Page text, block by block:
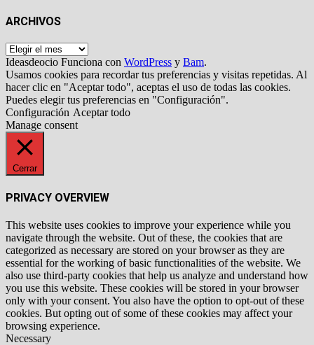
ARCHIVOS
Archivos
Ideasdeocio Funciona con WordPress y Bam.
Usamos cookies para recordar tus preferencias y visitas repetidas. Al
hacer clic en "Aceptar todo", aceptas el uso de todas las cookies.
Puedes elegir tus preferencias en "Configuración".
Configuración Aceptar todo
Manage consent
Cerrar
PRIVACY OVERVIEW
This website uses cookies to improve your experience while you
navigate through the website. Out of these, the cookies that are
categorized as necessary are stored on your browser as they are
essential for the working of basic functionalities of the website. We
also use third-party cookies that help us analyze and understand how
you use this website. These cookies will be stored in your browser
only with your consent. You also have the option to opt-out of these
cookies. But opting out of some of these cookies may affect your
browsing experience.
Necessary